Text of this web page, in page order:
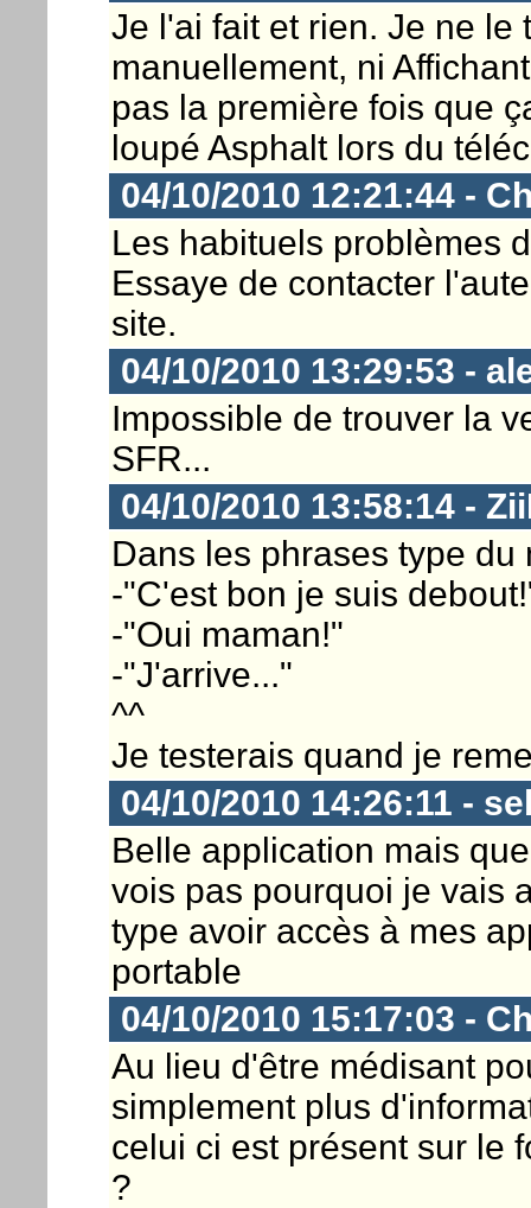
Je l'ai fait et rien. Je ne le
manuellement, ni
pas la première fois que
loupé Asphalt lors du
04/10/2010 12:21:44 -
Les habituels problèmes
Essaye de contacter
site.
04/10/2010 13:29:53 -
Impossible de trouver la
SFR...
04/10/2010 13:58:14 -
Dans les phrases type du
-"C'est bon je suis
-"Oui maman!"
-"J'arrive..."
^^
Je testerais quand je
04/10/2010 14:26:11 -
Belle application mais
vois pas pourquoi je vais
type avoir accès à mes
portable
04/10/2010 15:17:03 -
Au lieu d'être médisant
simplement plus
celui ci est présent sur le
?